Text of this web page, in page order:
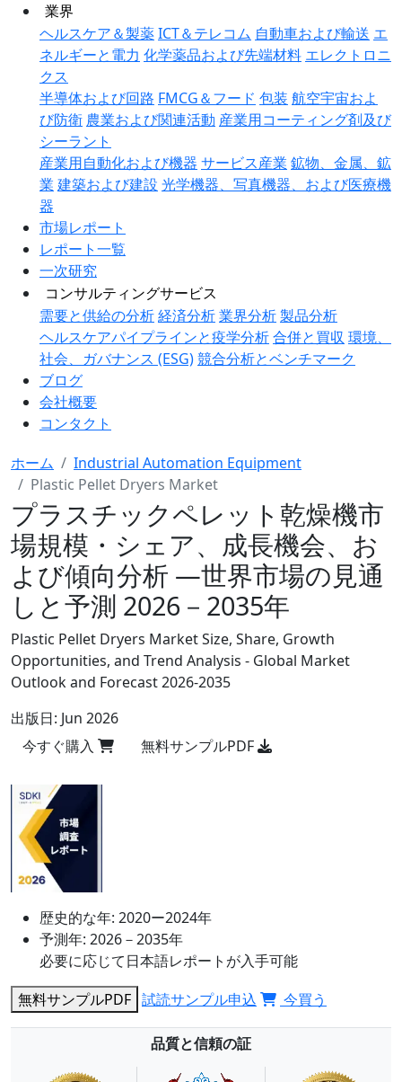
業界
ヘルスケア＆製薬ICT＆テレコム 自動車および輸送 エ
ネルギーと電力 化学薬品および先端材料 エレクトロニ
クス
半導体および回路 FMCG＆フード 包装 航空宇宙およ
び防衛 農業および関連活動 産業用コーティング剤及び
シーラント
産業用自動化および機器 サービス産業 鉱物、金属、鉱
業 建築および建設 光学機器、写真機器、および医療機
器
市場レポート
レポート一覧
一次研究
コンサルティングサービス
需要と供給の分析経済分析業界分析製品分析
ヘルスケアパイプラインと疫学分析合併と買収 環境、
社会、ガバナンス (ESG)競合分析とベンチマーク
ブログ
会社概要
コンタクト
ホーム
Industrial Automation Equipment
Plastic Pellet Dryers Market
プラスチックペレット乾燥機市
場規模・シェア、成長機会、お
よび傾向分析 ―世界市場の見通
しと予測 2026－2035年
Plastic Pellet Dryers Market Size, Share, Growth
Opportunities, and Trend Analysis - Global Market
Outlook and Forecast 2026-2035
出版日: Jun 2026
今すぐ購入
無料サンプルPDF
歴史的な年: 2020ー2024年
予測年: 2026－2035年
必要に応じて日本語レポートが入手可能
無料サンプルPDF 試読サンプル申込 今買う
品質と信頼の証